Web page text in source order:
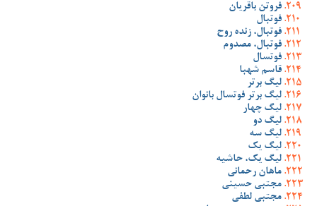
فروتن باقریان
فوتبال
فوتبال، زنده روح
فوتبال، مصدوم
فوتسال
قاسم شهبا
لیگ برتر
لیگ برتر فوتسال بانوان
لیگ چهار
لیگ دو
لیگ سه
لیگ یک
لیگ یک، حاشیه
ماهان رحمانی
مجتبی حسینی
مجتبی لطفی